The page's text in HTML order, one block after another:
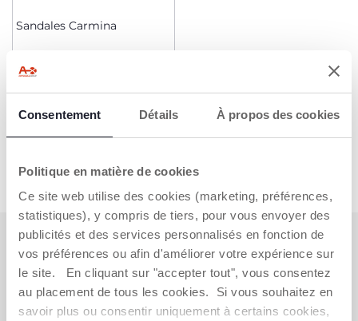
Consentement Détails À propos des cookies
Politique en matière de cookies
Ce site web utilise des cookies (marketing, préférences,
statistiques), y compris de tiers, pour vous envoyer des
publicités et des services personnalisés en fonction de
vos préférences ou afin d'améliorer votre expérience sur
le site. En cliquant sur "accepter tout", vous consentez
au placement de tous les cookies. Si vous souhaitez en
savoir plus ou consentir uniquement à certains cookies,
Sandales Carmina
AJOUTER
S'ABONNER À LA NEWSLETTER
Immédiatement pour vous un bon de 10 € à
dépenser en ligne.